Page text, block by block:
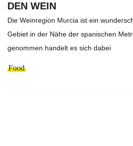
DEN WEIN
Die Weinregion Murcia ist ein
Gebiet in der Nähe der spanischen
genommen handelt es sich dabei
Food